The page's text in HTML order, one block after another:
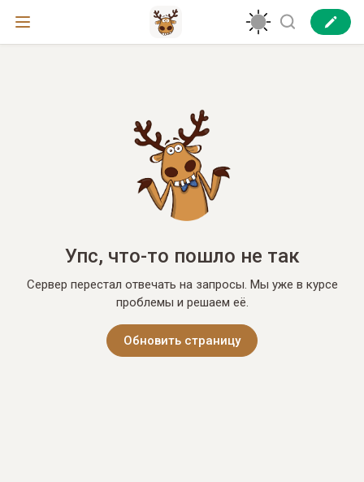
Упс, что-то пошло не так
Сервер перестал отвечать на запросы. Мы уже в курсе
проблемы и решаем её.
Обновить страницу